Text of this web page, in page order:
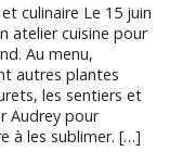
culinaire Le 15 juin
atelier cuisine pour
Au menu,
autres plantes
les sentiers et
Audrey pour
à les sublimer. […]